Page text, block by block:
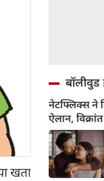
खता
नेटफ्लिक्स ने
ऐलान,
कहानी पूरी